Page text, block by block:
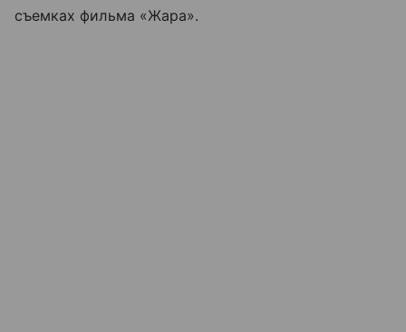
съемках фильма «Жара».